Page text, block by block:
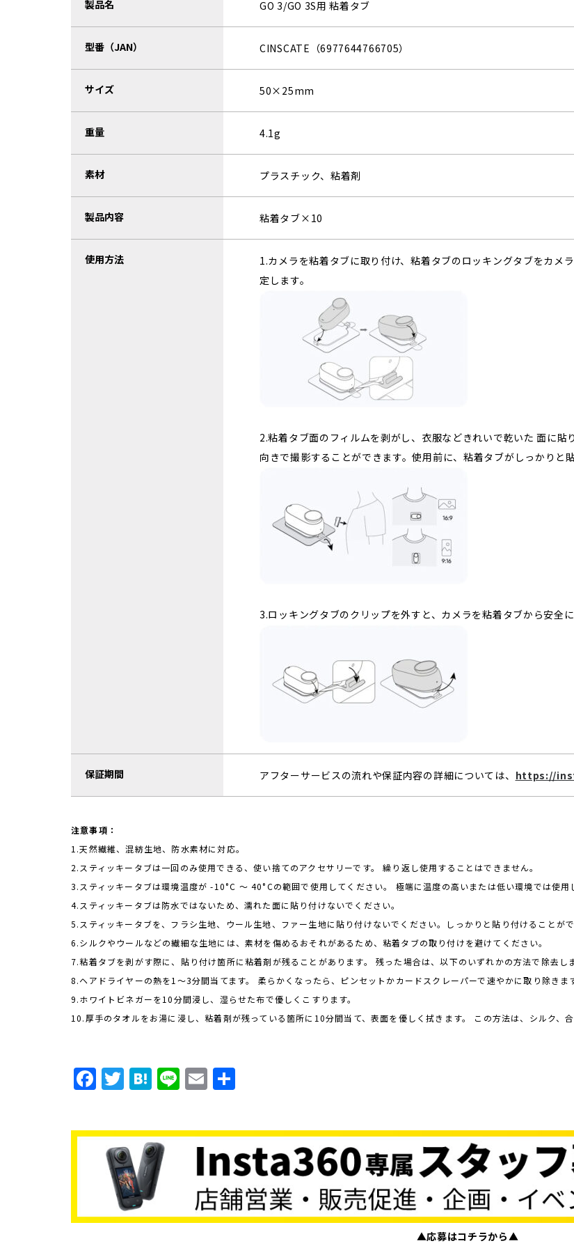
製品名 GO 3/GO 3S用 粘着タブ
型番（JAN） CINSCATE（6977644766705）
サイズ 50×25mm
重量 4.1g
素材 プラスチック、粘着剤
製品内容 粘着タブ×10
使用方法
1.カメラを粘着タブに取り付け、粘着タブのロッキングタブをカメ
定します。
2.粘着タブ面のフィルムを剥がし、衣服などきれいで乾いた 面に
向きで撮影することができます。使用前に、粘着タブがしっかりと
3.ロッキングタブのクリップを外すと、カメラを粘着タブから安全
保証期間 アフターサービスの流れや保証内容の詳細については、 https://
注意事項：
1.天然繊維、混紡生地、防水素材に対応。
2.スティッキータブは一回のみ使用できる、使い捨てのアクセサリーです。 繰り返し使用することはできません。
3.スティッキータブは環境温度が -10°C 〜 40°Cの範囲で使用してください。 極端に温度の高いまたは低い環境では使用
4.スティッキータブは防水ではないため、濡れた面に貼り付けないでください。
5.スティッキータブを、フラシ生地、ウール生地、ファー生地に貼り付けないでください。しっかりと貼り付けることが
6.シルクやウールなどの繊細な生地には、素材を傷めるおそれがあるため、粘着タブの取り付けを避けてください。
7.粘着タブを剥がす際に、貼り付け箇所に粘着剤が残ることがあります。 残った場合は、以下のいずれかの方法で除去しま
8.ヘアドライヤーの熱を1～3分間当てます。 柔らかくなったら、ピンセットかカードスクレーパーで速やかに取り除きま
9.ホワイトビネガーを10分間浸し、湿らせた布で優しくこすります。
10.厚手のタオルをお湯に浸し、粘着剤が残っている箇所に10分間当て、表面を優しく拭きます。 この方法は、シルク、
F
a
c
e
b
o
T
w
it
t
e
r
H
a
t
e
n
a
Li
n
e
E
m
ai
l
▲応募はコチラから▲